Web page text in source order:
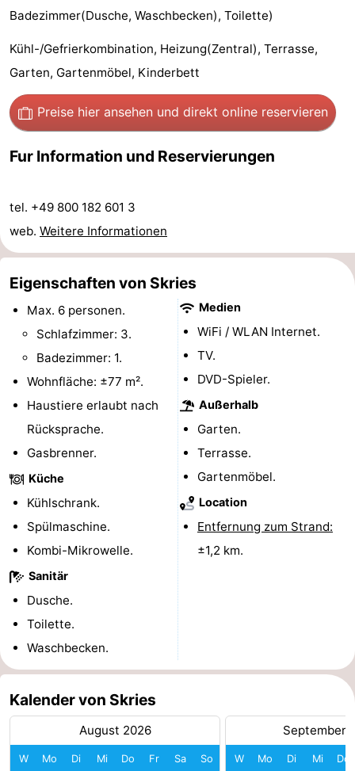
Minigolfplätze
Natur
Führungen
-
Schwimmbader
-
Wandern
-
Reiten
-
Surfen
Wattwandern
Essen
trinken
Veranstaltungen
Praktisch
Forum
Route
-
Fähre
Parken
Inselhüpfen
Adressen
Region
Badezimmer(Dusche, Waschbecken), Toilette)
Kühl-/Gefrierkombination, Heizung(Zentral), Terrasse,
Garten, Gartenmöbel, Kinderbett
Preise hier ansehen und direkt online reservieren
Fur Information und Reservierungen
tel. +49 800 182 601 3
web. Weitere Informationen
Eigenschaften von Skries
Max. 6 personen.
Schlafzimmer: 3.
Badezimmer: 1.
Wohnfläche: ±77 m².
Haustiere erlaubt nach
Rücksprache.
Gasbrenner.
Küche
Kühlschrank.
Spülmaschine.
Kombi-Mikrowelle.
Sanitär
Dusche.
Toilette.
Waschbecken.
Medien
WiFi / WLAN Internet.
TV.
DVD-Spieler.
Außerhalb
Garten.
Terrasse.
Gartenmöbel.
Location
Entfernung zum Strand:
±1,2 km.
Kalender von Skries
August 2026
W Mo Di Mi Do Fr Sa So
September
W Mo Di Mi Do